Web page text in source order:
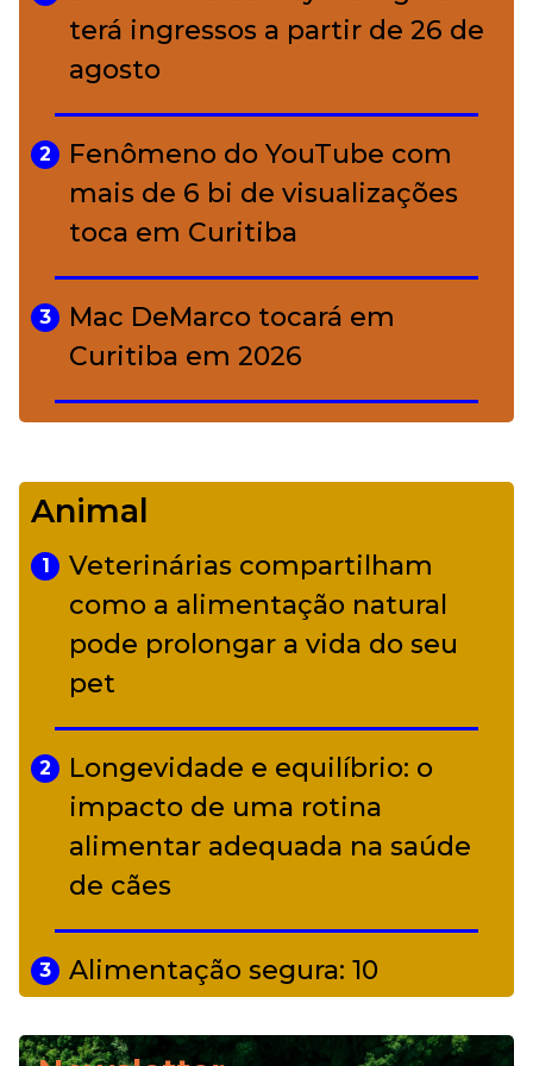
conquistou o luxo
A ciência por trás da skincare: a
função de cada ativo
terá ingressos a partir de 26 de
agosto
2
Fenômeno do YouTube com
mais de 6 bi de visualizações
toca em Curitiba
3
Mac DeMarco tocará em
Curitiba em 2026
Camerata tem repertório
diverso a partir de R$ 17
Adriana Calcanhotto retoma
alter ego infantil para show em
Curitiba
Animal
1
Veterinárias compartilham
como a alimentação natural
pode prolongar a vida do seu
pet
2
Longevidade e equilíbrio: o
impacto de uma rotina
alimentar adequada na saúde
de cães
3
Alimentação segura: 10